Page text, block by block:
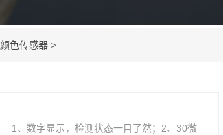
颜色传感器 >
1、数字显示，检测状态一目了然；2、30微